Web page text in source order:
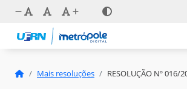
Mais resoluções RESOLUÇÃO Nº 016/